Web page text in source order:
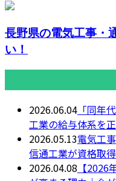
長野県の電気工事・
い！
2026.06.04 「同年
工業の給与体系を
2026.05.13電気工
信通工業が資格取
2026.04.08 【